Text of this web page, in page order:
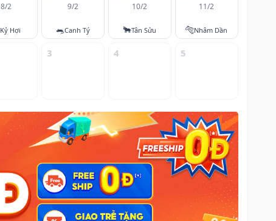
8/2
Kỷ Hợi
9/2
🐀Canh Tý
10/2
🐂Tân Sửu
11/2
🐅Nhâm Dần
3 4 5